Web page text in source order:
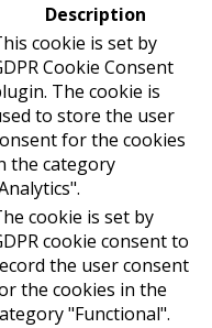
Description
cookie is set by
Cookie Consent
The cookie is
to store the user
for the cookies
the category
cookie is set by
cookie consent to
the user consent
the cookies in the
"Functional".